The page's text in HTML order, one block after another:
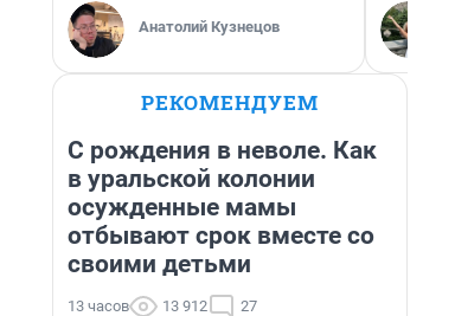
Анатолий Кузнецов
РЕКОМЕНДУЕМ
С рождения в неволе. Как
в уральской колонии
осужденные мамы
отбывают срок вместе со
своими детьми
13 часов 13 912 27